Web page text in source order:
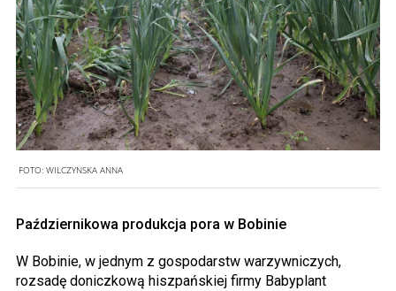
FOTO: WILCZYNSKA ANNA
Październikowa produkcja pora w Bobinie
W Bobinie, w jednym z gospodarstw warzywniczych,
rozsadę doniczkową hiszpańskiej firmy Babyplant